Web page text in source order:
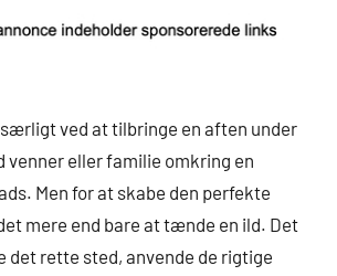
ved at tilbringe en aften under
venner eller familie omkring en
Men for at skabe den perfekte
mere end bare at tænde en ild. Det
det rette sted, anvende de rigtige